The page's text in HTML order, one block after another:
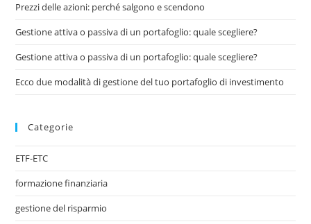
Prezzi delle azioni: perché salgono e scendono
Gestione attiva o passiva di un portafoglio: quale scegliere?
Gestione attiva o passiva di un portafoglio: quale scegliere?
Ecco due modalità di gestione del tuo portafoglio di investimento
Categorie
ETF-ETC
formazione finanziaria
gestione del risparmio